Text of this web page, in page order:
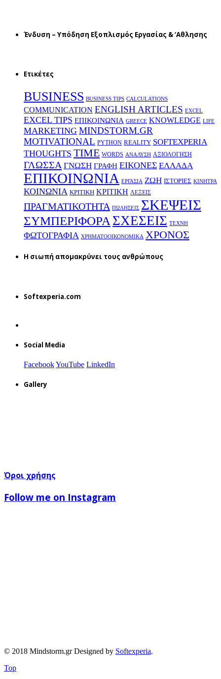
Ένδυση – Υπόδηση Εξοπλισμός Εργασίας & ‘Aθλησης
Ετικέτες
BUSINESS BUSINESS TIPS CALCULATIONS
COMMUNICATION ENGLISH ARTICLES EXCEL
EXCEL TIPS EΠΙΚΟΙΝΩΝΙΑ GREECE KNOWLEDGE LIFE
MARKETING MINDSTORM.GR
MOTIVATIONAL PYTHON REALITY SOFTEXPERIA
THOUGHTS TIME WORDS ΑΝΑΛΥΣΗ ΑΞΙΟΛΟΓΗΣΗ
ΓΛΩΣΣΑ ΓΝΩΣΗ ΓΡΑΦΗ ΕΙΚΟΝΕΣ ΕΛΛΑΔΑ
ΕΠΙΚΟΙΝΩΝΙΑ ΕΡΓΑΣΙΑ ΖΩΗ ΙΣΤΟΡΙΕΣ ΚΙΝΗΤΡΑ
ΚΟΙΝΩΝΙΑ ΚΡΙΤΙΚΗ ΚΡΙΤΙΚΗ ΛΕΞΕΙΣ
ΠΡΑΓΜΑΤΙΚΟΤΗΤΑ ΠΩΛΗΣΕΙΣ ΣΚΕΨΕΙΣ
ΣΥΜΠΕΡΙΦΟΡΑΣΧΕΣΕΙΣ ΤΕΧΝΗ
ΦΩΤΟΓΡΑΦΙΑ ΧΡΗΜΑΤΟΟΙΚΟΝΟΜΙΚΑ ΧΡΟΝΟΣ
H σιωπή απομακρύνει τους ανθρώπους
Softexperia.com
Social Media
FacebookYouTube LinkedIn
Gallery
Όροι χρήσης
Follow me on Instagram
© 2018 Mindstorm.gr Designed by Softexperia.
Top